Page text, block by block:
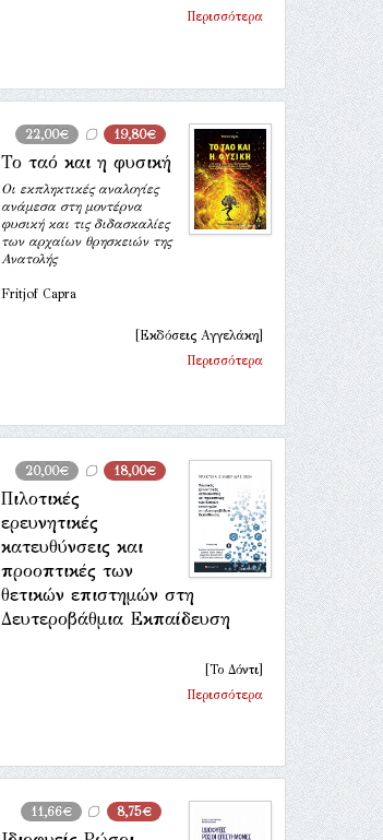
Περισσότερα
22,00€ 19,80€
Το ταό και η φυσική
Οι εκπληκτικές αναλογίες
ανάμεσα στη μοντέρνα
φυσική και τις διδασκαλίες
των αρχαίων θρησκειών της
Ανατολής
Fritjof Capra
[Εκδόσεις Αγγελάκη]
Περισσότερα
20,00€ 18,00€
Πιλοτικές
ερευνητικές
κατευθύνσεις και
προοπτικές των
θετικών επιστημών στη
Δευτεροβάθμια Εκπαίδευση
[Το Δόντι]
Περισσότερα
11,66€ 8,75€